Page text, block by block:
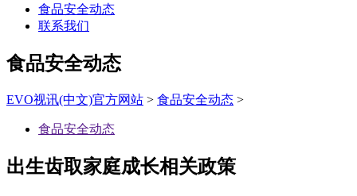
食品安全动态
联系我们
食品安全动态
EVO视讯(中文)官方网站 > 食品安全动态 >
食品安全动态
出生齿取家庭成长相关政策